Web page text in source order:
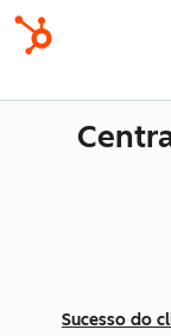
Sucesso do